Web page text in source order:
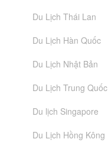
Du Lịch Thái Lan
Du Lịch Hàn Quốc
Du Lịch Nhật Bản
Du Lịch Trung Quốc
Du lịch Singapore
Du Lịch Hồng Kông